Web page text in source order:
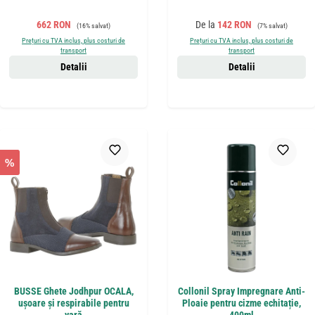
Preț de vânzare:
662 RON Preț obișnuit:
(16% salvat)
Prețuri cu TVA inclus, plus costuri de
transport
Detalii
Preț de vânzare:
De la 142 RON Preț obișnuit:
(7% salvat)
Prețuri cu TVA inclus, plus costuri de
transport
Detalii
%
BUSSE Ghete Jodhpur OCALA,
ușoare și respirabile pentru
Collonil Spray Impregnare Anti-
Ploaie pentru cizme echitație,